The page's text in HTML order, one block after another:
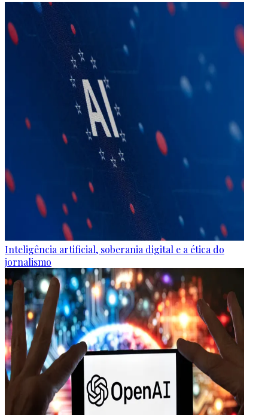
Inteligência artificial, soberania digital e a ética do
jornalismo